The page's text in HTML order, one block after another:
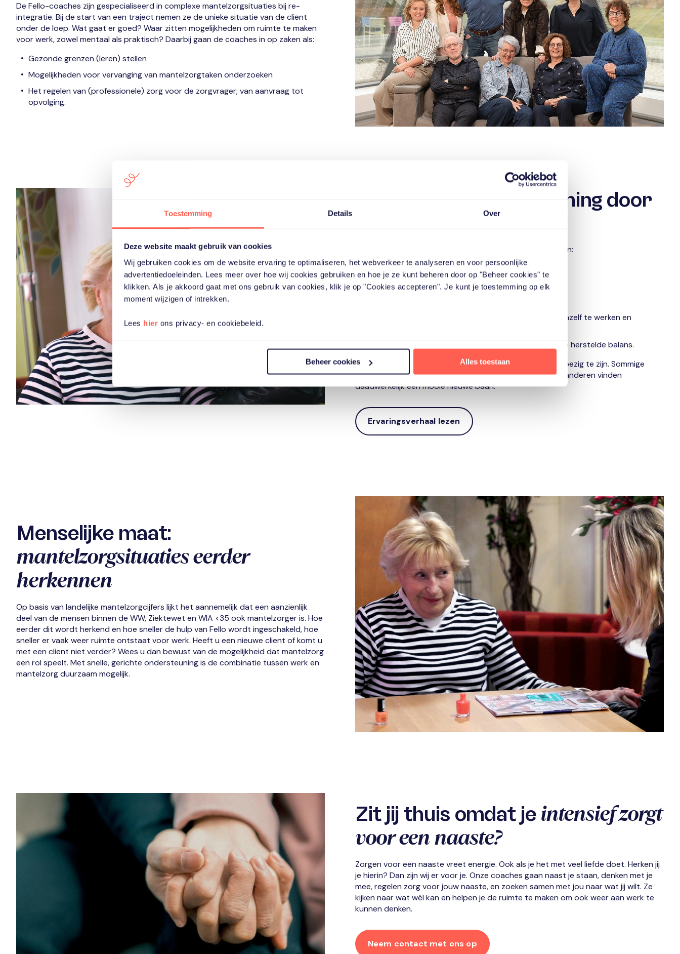
Toestemming Details Over
Deze website maakt gebruik van cookies
Wij gebruiken cookies om de website ervaring te optimaliseren, het webverkeer te analyseren en voor persoonlijke
advertentiedoeleinden. Lees meer over hoe wij cookies gebruiken en hoe je ze kunt beheren door op "Beheer cookies" te
klikken. Als je akkoord gaat met ons gebruik van cookies, klik je op "Cookies accepteren". Je kunt je toestemming op elk
moment wijzigen of intrekken.
Lees hier ons privacy- en cookiebeleid.
Beheer cookies Alles toestaan
De Fello-coaches zijn gespecialiseerd in complexe mantelzorgsituaties bij re-
integratie. Bij de start van een traject nemen ze de unieke situatie van de cliënt
onder de loep. Wat gaat er goed? Waar zitten mogelijkheden om ruimte te maken
voor werk, zowel mentaal als praktisch? Daarbij gaan de coaches in op zaken als:
Gezonde grenzen (leren) stellen
Mogelijkheden voor vervanging van mantelzorgtaken onderzoeken
Het regelen van (professionele) zorg voor de zorgvrager; van aanvraag tot
opvolging.
van de coaching door
nt over het algemeen:
Meer in balans.
Energieker en positiever.
Gemotiveerder om naast de mantelzorgtaken aan zichzelf te werken en
In staat de plek te overzien die werk kan innemen in de herstelde balans.
Kortom: Er ontstaat langzaam weer ruimte om met werk bezig te zijn. Sommige
cliënten durven door onze coaching weer te solliciteren, anderen vinden
daadwerkelijk een mooie nieuwe baan.
Ervaringsverhaal lezen
Menselijke maat:
mantelzorgsituaties eerder
herkennen
Op basis van landelijke mantelzorgcijfers lijkt het aannemelijk dat een aanzienlijk
deel van de mensen binnen de WW, Ziektewet en WIA <35 ook mantelzorger is. Hoe
eerder dit wordt herkend en hoe sneller de hulp van Fello wordt ingeschakeld, hoe
sneller er vaak weer ruimte ontstaat voor werk. Heeft u een nieuwe client of komt u
met een client niet verder? Wees u dan bewust van de mogelijkheid dat mantelzorg
een rol speelt. Met snelle, gerichte ondersteuning is de combinatie tussen werk en
mantelzorg duurzaam mogelijk.
Zit jij thuis omdat je intensief zorgt
voor een naaste?
Zorgen voor een naaste vreet energie. Ook als je het met veel liefde doet. Herken jij
je hierin? Dan zijn wij er voor je. Onze coaches gaan naast je staan, denken met je
mee, regelen zorg voor jouw naaste, en zoeken samen met jou naar wat jij wilt. Ze
kijken naar wat wél kan en helpen je de ruimte te maken om ook weer aan werk te
kunnen denken.
Neem contact met ons op